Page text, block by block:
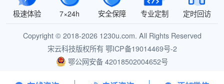
极速体验 7×24h 安全保障 专业定制 定时回访
Copyright © 2018-2026 1230u.com. All Rights Reserved
宋云科技版权所有 鄂ICP备19014469号-2
鄂公网安备 42018502004652号